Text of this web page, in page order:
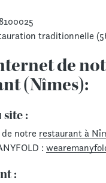
traditionnelle
de
(Nîmes):
:
notre restaurant à
:
: